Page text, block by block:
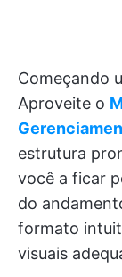
Começando
Aproveite o
estrutura
você a ficar
do
formato
visuais